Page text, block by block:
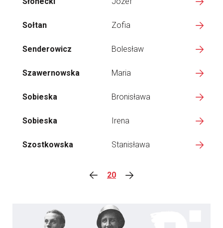
Sołtan Zofia
Senderowicz Bolesław
Szawernowska Maria
Sobieska Bronisława
Sobieska Irena
Szostkowska Stanisława
20